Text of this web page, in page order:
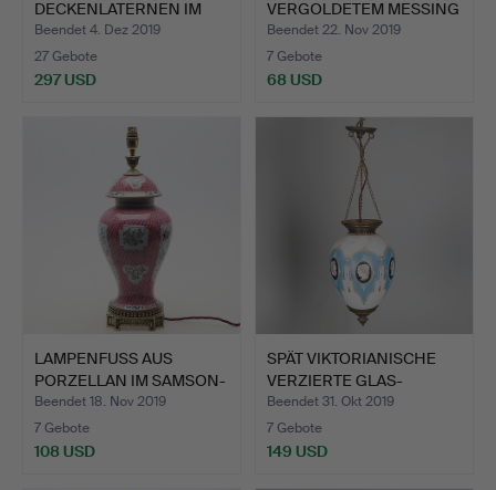
DECKENLATERNEN IM
ART-DECO-STIL.
Beendet 4. Dez 2019
27 Gebote
297 USD
VERGOLDETEM MESSING
MIT MAR…
Beendet 22. Nov 2019
7 Gebote
68 USD
LAMPENFUSS AUS
PORZELLAN IM SAMSON-
STIL.
Beendet 18. Nov 2019
7 Gebote
108 USD
SPÄT VIKTORIANISCHE
VERZIERTE GLAS-
PENDELL…
Beendet 31. Okt 2019
7 Gebote
149 USD